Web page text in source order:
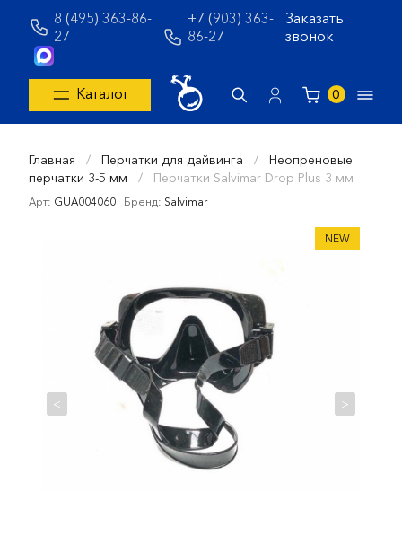
8 (495) 363-86-
27
+7 (903) 363-
86-27
Заказать
звонок
Каталог 0
Главная / Перчатки для дайвинга / Неопреновые
перчатки 3-5 мм / Перчатки Salvimar Drop Plus 3 мм
Арт: GUA004060 Бренд: Salvimar
NEW
< >